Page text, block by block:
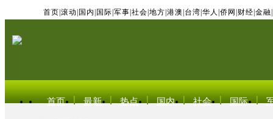
首页 滚动 国内 国际 军事 社会 地方 港澳 台湾 华人 侨网 财经 金融
首页 最新 热点 国内 社会 国际